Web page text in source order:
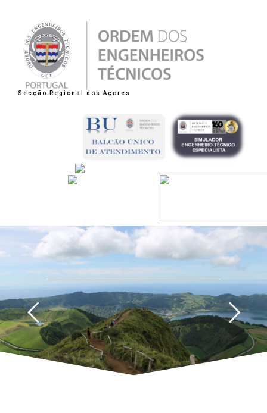
Secção Regional dos Açores